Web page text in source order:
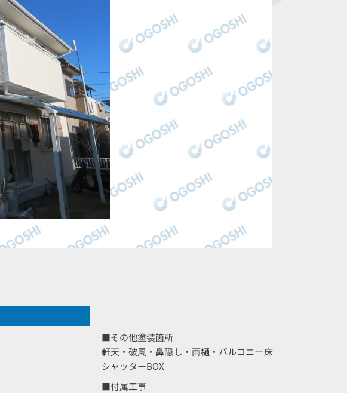
■その他塗装箇所
軒天・破風・鼻隠し・雨樋・バルコニー床
シャッターBOX
■付属工事